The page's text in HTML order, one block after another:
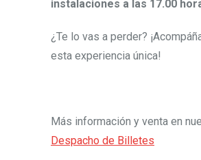
instalaciones a las 17.00
¿Te lo vas a perder?
esta experiencia única!
Más información y venta en
Despacho de Billetes